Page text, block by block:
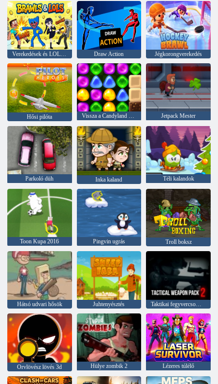
Verekedések és LOL-ok Draw Action Jégkorongverekedés
Hősi pilóta Vissza a Candyland 4 -hez: nyalóka kert Jetpack Mester
Parkoló düh Inka kaland Téli kalandok
Toon Kupa 2016 Pingvin ugrás Troll boksz
Hátsó udvari hősök Juhtenyésztés Taktikai fegyvercsomag 2
Orvlövész lövés 3d Hülye zombik 2 Lézeres túlélő